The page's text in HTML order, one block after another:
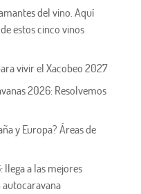
del vino. Aquí
estos cinco vinos
vivir el Xacobeo 2027
2026: Resolvemos
y Europa? Áreas de
a las mejores
autocaravana